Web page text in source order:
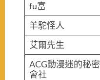
fu富
羊駝怪人
艾爾先生
ACG動漫迷的秘密
會社